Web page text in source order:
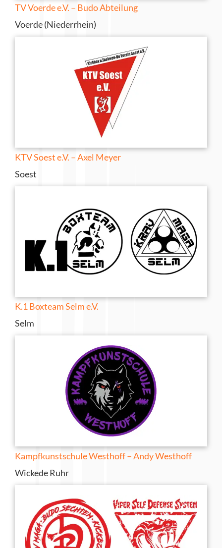
TV Voerde e.V. – Budo Abteilung
Voerde (Niederrhein)
KTV Soest e.V. – Axel Meyer
Soest
K.1 Boxteam Selm e.V.
Selm
Kampfkunstschule Westhoff – Andy Westhoff
Wickede Ruhr